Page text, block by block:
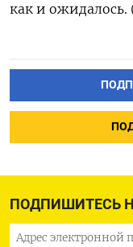
ПОДПИШИТЕСЬ
как и ожидалось.